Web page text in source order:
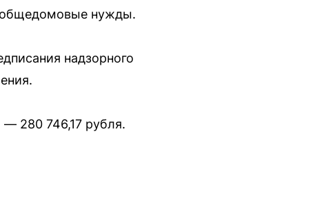
общедомовые нужды.
надзорного
280 746,17 рубля.